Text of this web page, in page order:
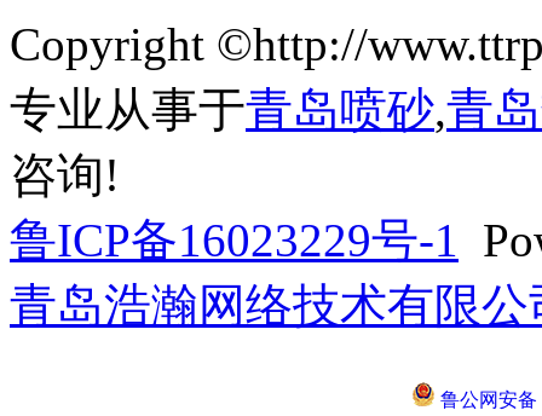
Copyright ©http://
专业从事于青岛喷砂,青
咨询!
鲁ICP备16023229号-1
青岛浩瀚网络技术有限公
鲁公网安备